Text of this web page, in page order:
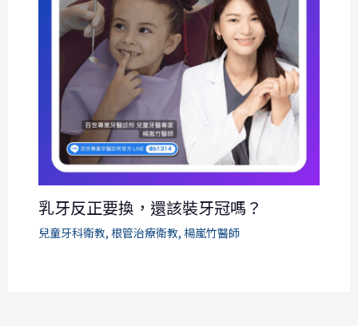
乳牙反正要換，還該裝牙冠嗎？
兒童牙科衛教,根管治療衛教,楊嵐竹醫師